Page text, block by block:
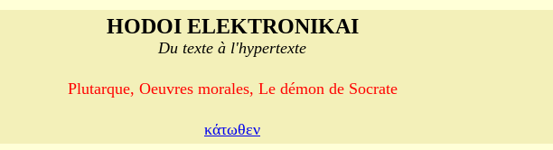
HODOI ELEKTRONIKAI
Du texte à l'hypertexte
Plutarque, Oeuvres morales, Le démon de Socrate
κάτωθεν